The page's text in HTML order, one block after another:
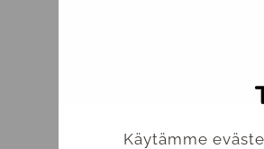
Käytämme
"Matalassa
suuntaan haluan